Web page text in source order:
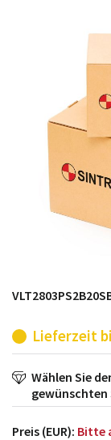
entweder die
repariert oder
aus dem eigenen
Lieferzeit
Wählen Sie
gewünschten
Preis (EUR): Bitte